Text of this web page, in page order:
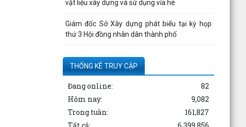
vật liệu xây dựng và sử dụng vỉa hè
Giám đốc Sở Xây dựng phát biểu tại kỳ họp
thứ 3 Hội đồng nhân dân thành phố
Công bố thông tin của Công ty cổ phần tư vấn
thuỷ lợi Hải Phòng
Quyết định công bố thủ tục hành chính nội bộ
được sửa đổi, bổ sung thuộc phạm vi, chức
năng quản lý...
THỐNG KÊ TRUY CẬP
Đang online:
82
Hôm nay:
9,082
Trong tuần:
161,827
Tất cả:
6,399,856